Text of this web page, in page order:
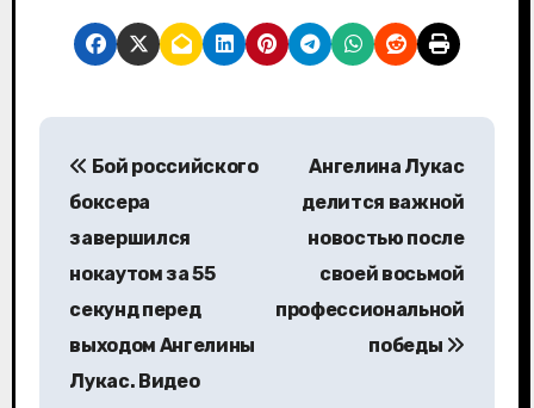
Н
Бой российского
боксера
завершился
нокаутом за 55
секунд перед
выходом Ангелины
Лукас. Видео
Ангелина Лукас
делится важной
новостью после
своей восьмой
профессиональной
победы